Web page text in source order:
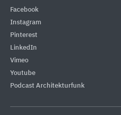
Facebook
Instagram
Pinterest
LinkedIn
Vimeo
Youtube
Podcast Architekturfunk